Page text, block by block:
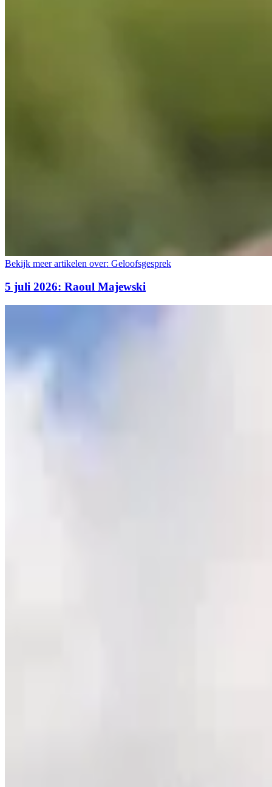
Bekijk meer artikelen over: Geloofsgesprek
5 juli 2026: Raoul Majewski